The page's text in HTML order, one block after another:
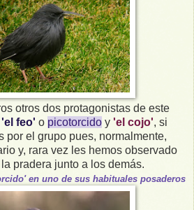
otros dos protagonistas de este
'el feo' o picotorcido y 'el cojo', si
por el grupo pues, normalmente,
y, rara vez les hemos observado
pradera junto a los demás.
en uno de sus habituales posaderos